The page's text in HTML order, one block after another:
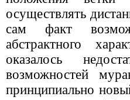
осуществлять
сам факт
абстрактного
оказалось
возможностей
принципиально